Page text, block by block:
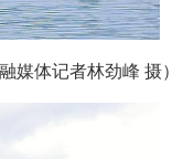
媒体记者林劲峰 摄）